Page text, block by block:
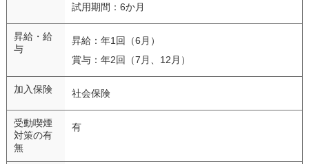
試用期間：6か月
昇給・給
与
昇給：年1回（6月）
賞与：年2回（7月、12月）
加入保険 社会保険
受動喫煙
対策の有
無
有